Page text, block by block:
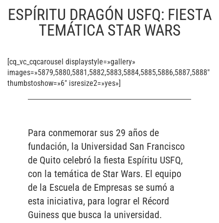
ESPÍRITU DRAGÓN USFQ: FIESTA
TEMÁTICA STAR WARS
[cq_vc_cqcarousel displaystyle=»gallery»
images=»5879,5880,5881,5882,5883,5884,5885,5886,5887,5888″
thumbstoshow=»6″ isresize2=»yes»]
Para conmemorar sus 29 años de
fundación, la Universidad San Francisco
de Quito celebró la fiesta Espíritu USFQ,
con la temática de Star Wars. El equipo
de la Escuela de Empresas se sumó a
esta iniciativa, para lograr el Récord
Guiness que busca la universidad.